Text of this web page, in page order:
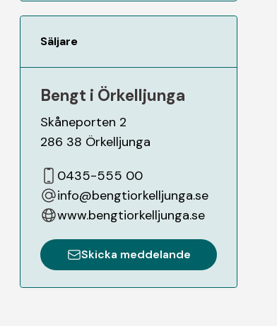
Säljare
Bengt i Örkelljunga
Skåneporten 2
286 38 Örkelljunga
0435-555 00
info@bengtiorkelljunga.se
www.bengtiorkelljunga.se
Skicka meddelande